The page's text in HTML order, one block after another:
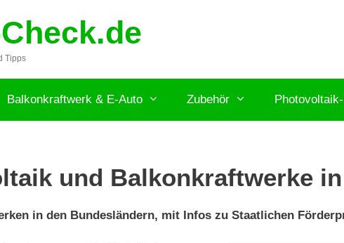
Tipps
Balkonkraftwerk & E-Auto Zubehör
und Balkonkraftwerke
in den Bundesländern, mit Infos zu Staatlichen